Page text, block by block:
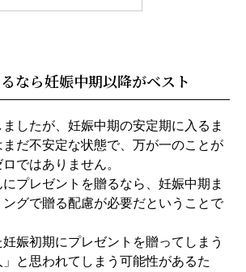
なら妊娠中期以降がベスト
ましたが、妊娠中期の安定期に入るま
だ不安定な状態で、万が一のことが
ではありません。
プレゼントを贈るなら、妊娠中期ま
グで贈る配慮が必要だということで
娠初期にプレゼントを贈ってしまう
と思われてしまう可能性があるた